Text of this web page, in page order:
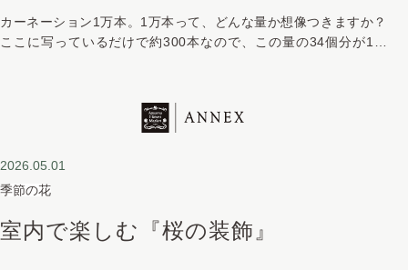
カーネーション1万本。1万本って、どんな量か想像つきますか？
ここに写っているだけで約300本なので、この量の34個分が1万
2026.05.01
季節の花
室内で楽しむ『桜の装飾』